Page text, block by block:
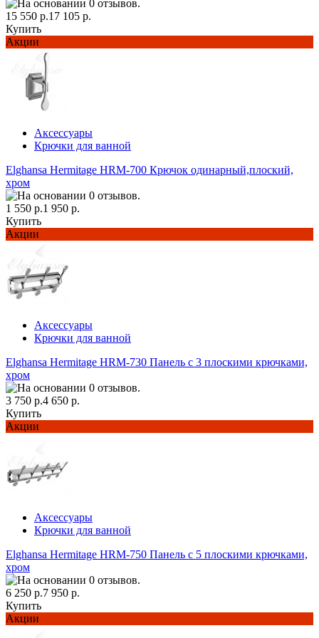
15 550 р.17 105 р.
Купить
Акции
Аксессуары
Крючки для ванной
Elghansa Hermitage HRM-700 Крючок одинарный,плоский,
хром
1 550 р.1 950 р.
Купить
Акции
Аксессуары
Крючки для ванной
Elghansa Hermitage HRM-730 Панель с 3 плоскими крючками,
хром
3 750 р.4 650 р.
Купить
Акции
Аксессуары
Крючки для ванной
Elghansa Hermitage HRM-750 Панель с 5 плоскими крючками,
хром
6 250 р.7 950 р.
Купить
Акции